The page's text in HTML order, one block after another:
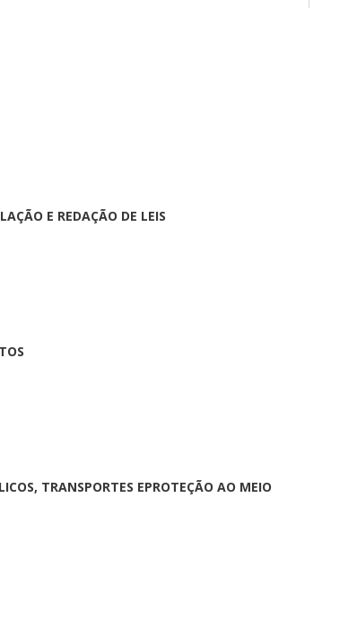
E REDAÇÃO DE LEIS
TRANSPORTES EPROTEÇÃO AO MEIO